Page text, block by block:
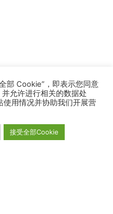
部 Cookie”，即表示您同意
允许进行相关的数据处
用情况并协助我们开展营
接受全部Cookie